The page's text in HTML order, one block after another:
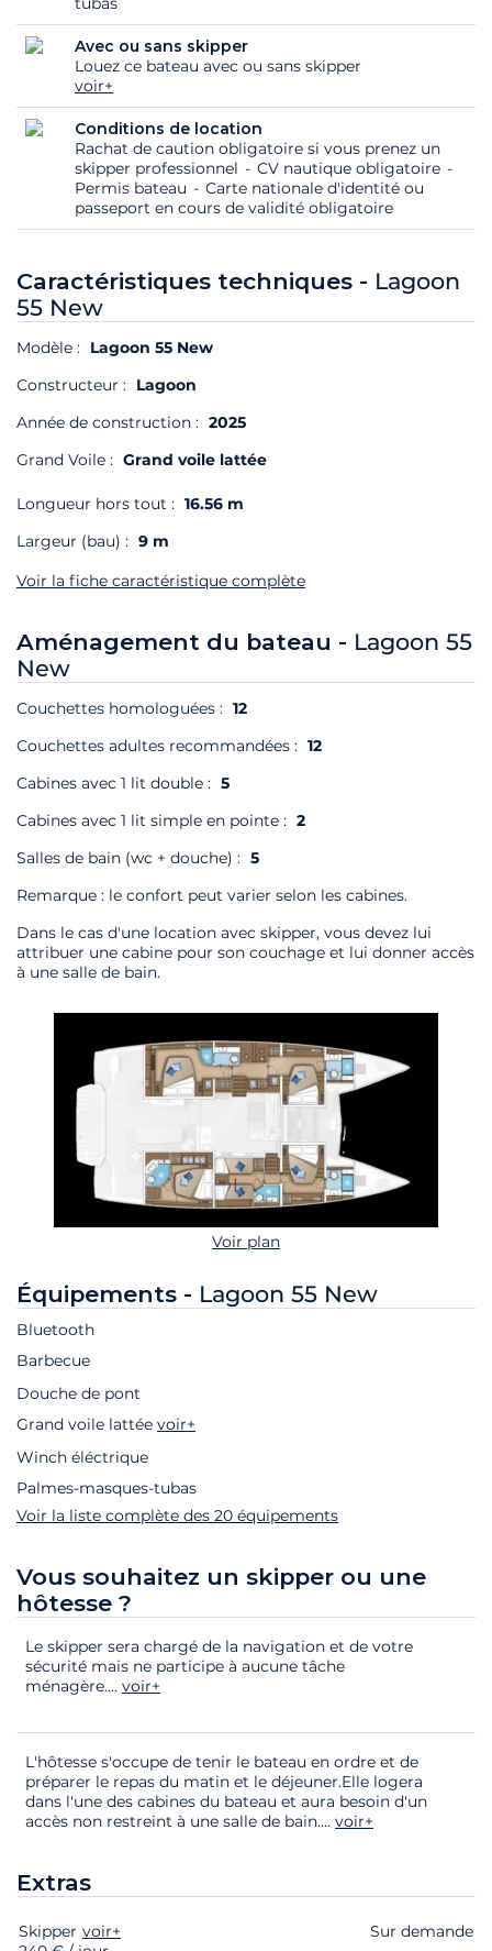
Avec ou sans skipper
Louez ce bateau avec ou sans skipper
voir+
Conditions de location
Rachat de caution obligatoire si vous prenez un
skipper professionnel
CV nautique obligatoire
Permis bateau
Carte nationale d'identité ou
passeport en cours de validité obligatoire
Caractéristiques techniques - Lagoon
55 New
Modèle : Lagoon 55 New
Constructeur : Lagoon
Année de construction : 2025
Grand Voile : Grand voile lattée
Longueur hors tout : 16.56 m
Largeur (bau) : 9 m
Voir la fiche caractéristique complète
Aménagement du bateau - Lagoon 55
New
Couchettes homologuées : 12
Couchettes adultes recommandées : 12
Cabines avec 1 lit double : 5
Cabines avec 1 lit simple en pointe : 2
Salles de bain (wc + douche) : 5
Remarque : le confort peut varier selon les cabines.
Dans le cas d'une location avec skipper, vous devez lui
attribuer une cabine pour son couchage et lui donner accès
à une salle de bain.
Voir plan
Équipements - Lagoon 55 New
Bluetooth
Barbecue
Douche de pont
Grand voile lattée voir+
Winch éléctrique
Palmes-masques-tubas
Voir la liste complète des 20 équipements
Vous souhaitez un skipper ou une
hôtesse ?
Le skipper sera chargé de la navigation et de votre
sécurité mais ne participe à aucune tâche
ménagère.... voir+
L'hôtesse s'occupe de tenir le bateau en ordre et de
préparer le repas du matin et le déjeuner.Elle logera
dans l'une des cabines du bateau et aura besoin d'un
accès non restreint à une salle de bain.... voir+
Extras
Extras Statut
Skipper voir+
Sur demande